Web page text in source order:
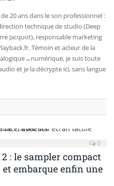
20 ans dans le son professionnel :
technique de studio (Deep
Jacquot), responsable marketing
Témoin et acteur de la
je suis toute
et je la décrypte ici, sans langue
0
: le sampler compact
embarque enfin une